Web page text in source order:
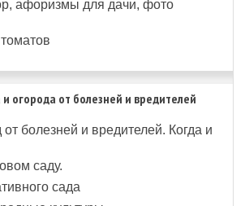
афоризмы для дачи, фото
огорода от болезней и вредителей
болезней и вредителей. Когда и
саду.
сада